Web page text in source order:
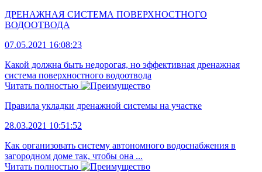
ДРЕНАЖНАЯ СИСТЕМА ПОВЕРХНОСТНОГО
ВОДООТВОДА
07.05.2021 16:08:23
Какой должна быть недорогая, но эффективная дренажная
система поверхностного водоотвода
Читать полностью
Правила укладки дренажной системы на участке
28.03.2021 10:51:52
Как организовать систему автономного водоснабжения в
загородном доме так, чтобы она ...
Читать полностью